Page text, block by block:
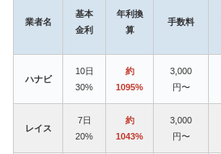
業者名
基本
金利
年利換
算
手数料
ハナビ
10日
30%
約
1095%
3,000
円〜
レイス
7日
20%
約
1043%
3,000
円〜